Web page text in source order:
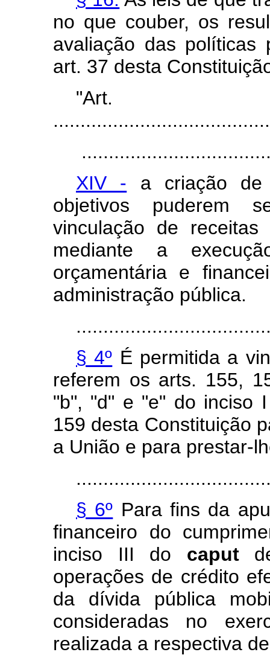
no que couber, os
avaliação das
art. 37 desta
XIV - a criação de
objetivos puderem
vinculação de receitas
mediante a
orçamentária e
administração pública.
§ 4º É permitida a
referem os arts. 155,
"b", "d" e "e" do inciso
159 desta Constituição
a União e para prestar-
§ 6º Para fins da
financeiro do
inciso III do caput
operações de crédito
da dívida pública
consideradas no
realizada a respectiva